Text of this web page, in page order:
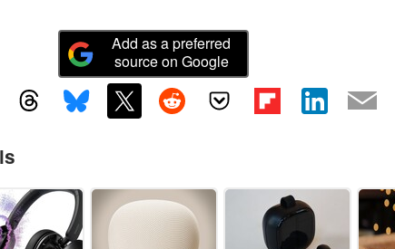
Add as a preferred
source on Google